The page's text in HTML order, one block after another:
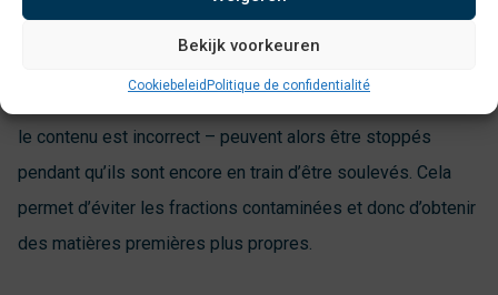
Bekijk voorkeuren
Cookiebeleid Politique de confidentialité
le contenu est incorrect – peuvent alors être stoppés
pendant qu’ils sont encore en train d’être soulevés. Cela
permet d’éviter les fractions contaminées et donc d’obtenir
des matières premières plus propres.